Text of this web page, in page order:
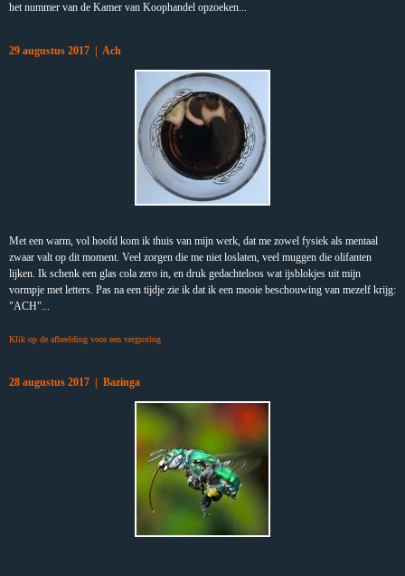
het nummer van de Kamer van Koophandel opzoeken...
29 augustus 2017 | Ach
Met een warm, vol hoofd kom ik thuis van mijn werk, dat me zowel fysiek als mentaal
zwaar valt op dit moment. Veel zorgen die me niet loslaten, veel muggen die olifanten
lijken. Ik schenk een glas cola zero in, en druk gedachteloos wat ijsblokjes uit mijn
vormpje met letters. Pas na een tijdje zie ik dat ik een mooie beschouwing van mezelf krijg:
"ACH"...
Klik op de afbeelding voor een vergroting
28 augustus 2017 | Bazinga